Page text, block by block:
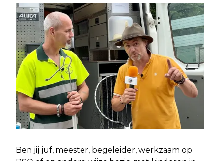
Ben jij juf, meester, begeleider, werkzaam op